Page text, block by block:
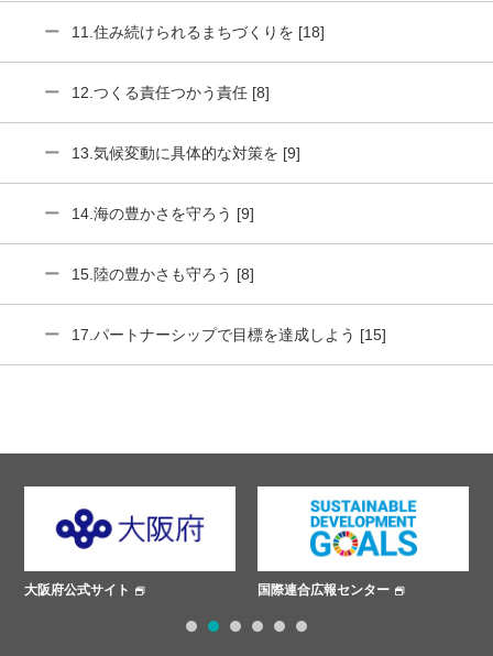
11.住み続けられるまちづくりを [18]
12.つくる責任つかう責任 [8]
13.気候変動に具体的な対策を [9]
14.海の豊かさを守ろう [9]
15.陸の豊かさも守ろう [8]
17.パートナーシップで目標を達成しよう [15]
国際連合広報センター ささえあいプロジェクト